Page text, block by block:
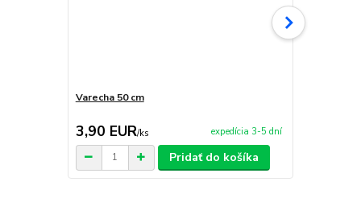
Varecha 50 cm
3,90 EUR/ks expedícia 3-5 dní
Pridať do košíka